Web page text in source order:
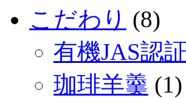
こだわり (8)
有機JAS認
珈琲羊羹 (1)